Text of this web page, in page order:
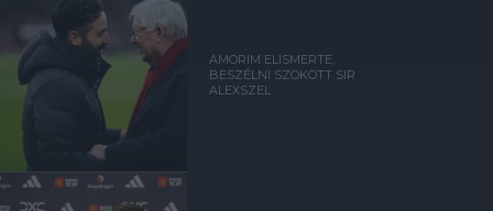
AMORIM ELISMERTE,
BESZÉLNI SZOKOTT SIR
ALEXSZEL